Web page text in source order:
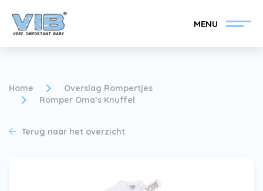
MENU
VIB®-Dealer worden
Home
Overslag Rompertjes
Romper Oma’s Knuffel
Terug naar het overzicht